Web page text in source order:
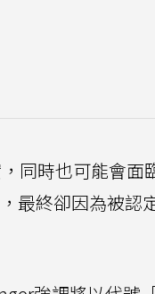
同時也可能會面
最終卻因為被認